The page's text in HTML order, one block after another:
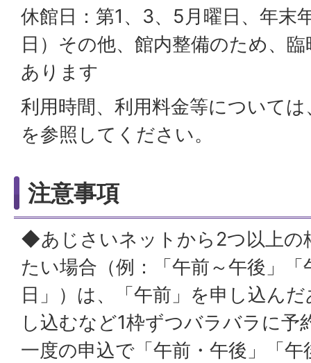
休館日：第1、3、5月曜日、年末
日）その他、館内整備のため、
あります
利用時間、利用料金等について
を参照してください。
注意事項
◆あじさいネットから2つ以上の
たい場合（例：「午前～午後」「
日」）は、「午前」を申し込ん
し込むなど1枠ずつバラバラに予
一度の申込で「午前・午後」「